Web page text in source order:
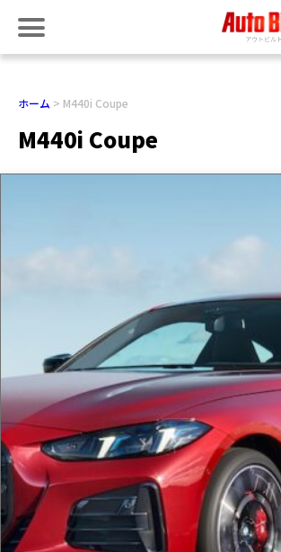
ホーム M440i Coupe
M440i Coupe